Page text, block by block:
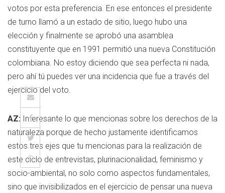
votos por esta preferencia. En ese entonces el presidente
de turno llamó a un estado de sitio, luego hubo una
elección y finalmente se aprobó una asamblea
constituyente que en 1991 permitió una nueva Constitución
colombiana. No estoy diciendo que sea perfecta ni nada,
pero ahí tú puedes ver una incidencia que fue a través del
ejercicio del voto.
AZ: Interesante lo que mencionas sobre los derechos de la
naturaleza porque de hecho justamente identificamos
estos tres ejes que tu mencionas para la realización de
este ciclo de entrevistas, plurinacionalidad, feminismo y
socio-ambiental, no solo como aspectos fundamentales,
sino que invisibilizados en el ejercicio de pensar una nueva